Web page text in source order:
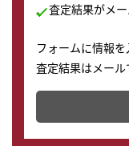
査定結果がメ
フォームに情報を
査定結果はメー
かります。